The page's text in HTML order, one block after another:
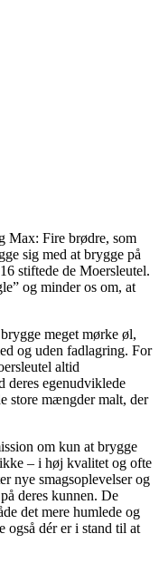
Max: Fire brødre, som
sig med at brygge på
stiftede de Moersleutel.
og minder os om, at
meget mørke øl,
og uden fadlagring. For
altid
deres egenudviklede
store mængder malt, der
om kun at brygge
– i høj kvalitet og ofte
nye smagsoplevelser og
deres kunnen. De
det mere humlede og
også dér er i stand til at